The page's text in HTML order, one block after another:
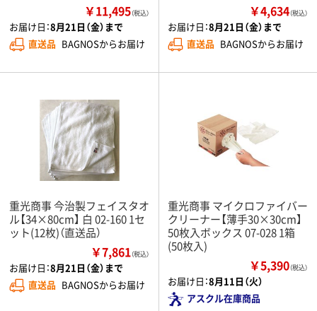
￥11,495（税込）
お届け日：8月21日（金）まで
直送品 BAGNOSからお届け
￥4,634（税込）
お届け日：8月21日（金）まで
直送品 BAGNOSからお届け
重光商事 今治製フェイスタオ
ル【34×80cm】 白 02-160 1セ
ット(12枚)（直送品）
￥7,861（税込）
お届け日：8月21日（金）まで
直送品 BAGNOSからお届け
重光商事 マイクロファイバー
クリーナー【薄手30×30cm】
50枚入ボックス 07-028 1箱
(50枚入)
￥5,390（税込）
お届け日：8月11日（火）
アスクル在庫商品